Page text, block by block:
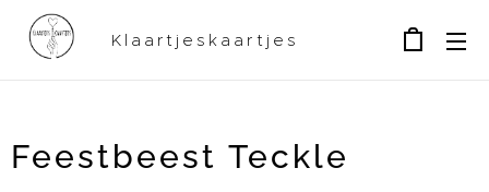
Klaartjeskaartjes
Feestbeest Teckle